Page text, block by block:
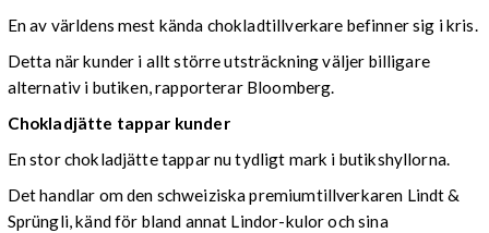
En av världens mest kända chokladtillverkare befinner sig i kris.
Detta när kunder i allt större utsträckning väljer billigare
alternativ i butiken, rapporterar Bloomberg.
Chokladjätte tappar kunder
En stor chokladjätte tappar nu tydligt mark i butikshyllorna.
Det handlar om den schweiziska premiumtillverkaren Lindt &
Sprüngli, känd för bland annat Lindor-kulor och sina